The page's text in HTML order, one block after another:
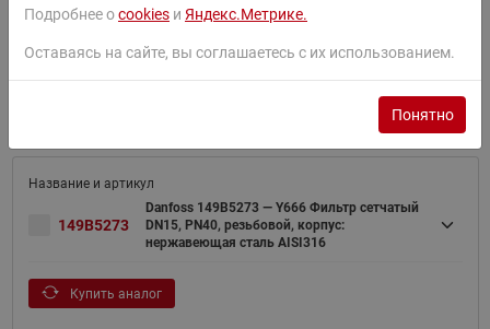
149B5273
Danfoss 149B5273 — Y666 Фильтр сетчатый
DN15, PN40, резьбовой, корпус:
нержавеющая сталь AISI316
Купить аналог
Подробнее оcookies и Яндекс.Метрике.
Оставаясь на сайте, вы соглашаетесь с их использованием.
Понятно